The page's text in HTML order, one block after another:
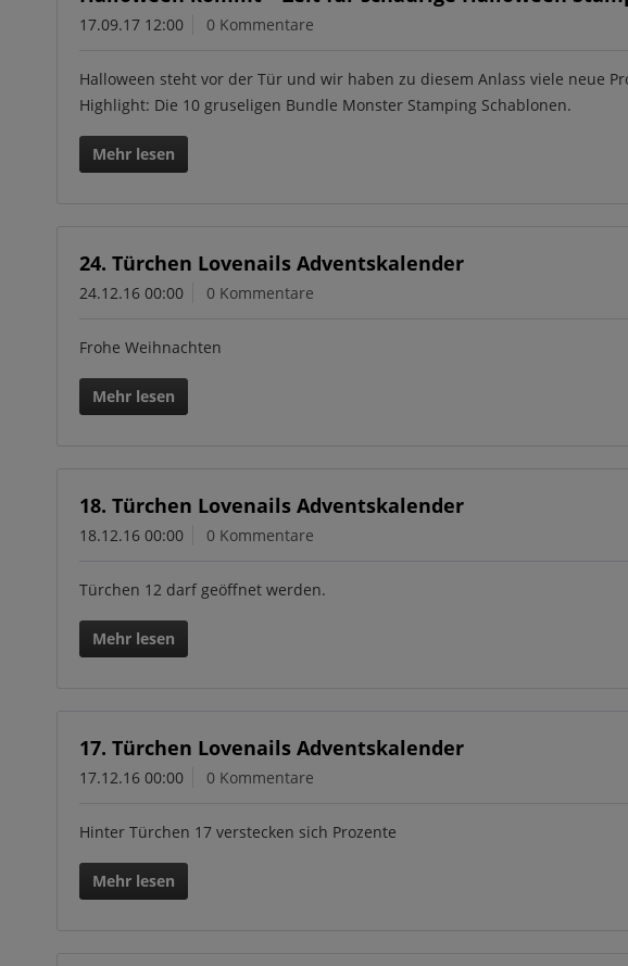
17.09.17 12:00 0 Kommentare
Halloween steht vor der Tür und wir haben zu diesem Anlass viele neue
Highlight: Die 10 gruseligen Bundle Monster Stamping Schablonen.
Mehr lesen
24. Türchen Lovenails Adventskalender
24.12.16 00:00 0 Kommentare
Frohe Weihnachten
Mehr lesen
18. Türchen Lovenails Adventskalender
18.12.16 00:00 0 Kommentare
Türchen 12 darf geöffnet werden.
Mehr lesen
17. Türchen Lovenails Adventskalender
17.12.16 00:00 0 Kommentare
Hinter Türchen 17 verstecken sich Prozente
Mehr lesen